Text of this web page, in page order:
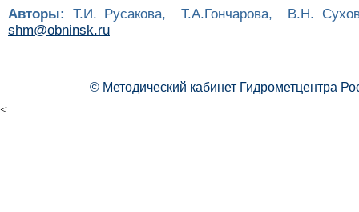
Авторы:
Т.И. Русакова, Т.А.Гончарова, В.Н.
shm@obninsk.ru
© Методический кабинет Гидрометцентра
<